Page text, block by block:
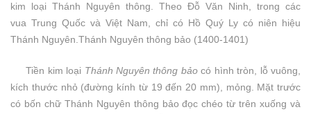
kim loại Thánh Nguyên thông. Theo Đỗ Văn Ninh, trong các
vua Trung Quốc và Việt Nam, chỉ có Hồ Quý Ly có niên hiệu
Thánh Nguyên.Thánh Nguyên thông bảo (1400-1401)
Tiền kim loại Thánh Nguyên thông bảocó hình tròn, lỗ vuông,
kích thước nhỏ (đường kính từ 19 đến 20 mm), mỏng. Mặt trước
có bốn chữ Thánh Nguyên thông bảo đọc chéo từ trên xuống và